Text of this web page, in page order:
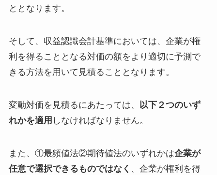
ととなります。
そして、収益認識会計基準においては、企業が権
利を得ることとなる対価の額をより適切に予測で
きる方法を用いて見積ることとなります。
変動対価を見積るにあたっては、 以下２つのいず
れかを適用 しなければなりません。
また、①最頻値法②期待値法のいずれかは企業が
任意で選択できるものではなく 、企業が権利を得